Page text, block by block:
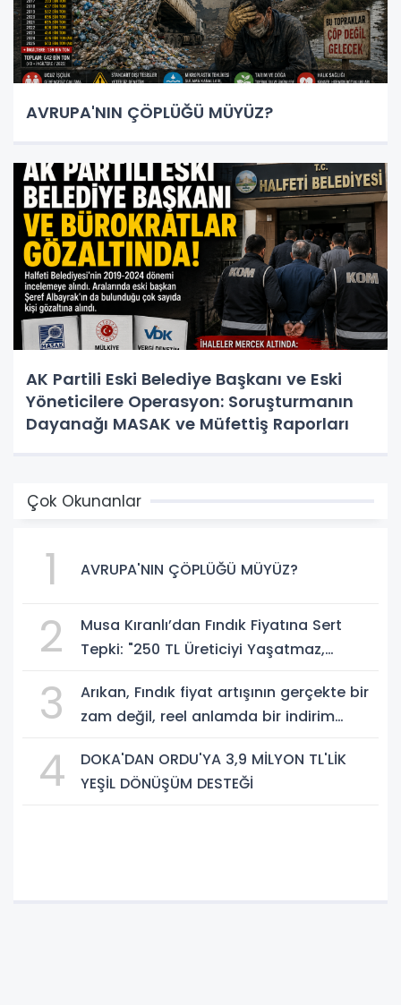
AVRUPA'NIN ÇÖPLÜĞÜ MÜYÜZ?
AK Partili Eski Belediye Başkanı ve Eski
Yöneticilere Operasyon: Soruşturmanın
Dayanağı MASAK ve Müfettiş Raporları
Çok Okunanlar
1 AVRUPA'NIN ÇÖPLÜĞÜ MÜYÜZ?
2
Musa Kıranlı’dan Fındık Fiyatına Sert
Tepki: "250 TL Üreticiyi Yaşatmaz,
3
Arıkan, Fındık fiyat artışının gerçekte bir
zam değil, reel anlamda bir indirim
4
DOKA'DAN ORDU'YA 3,9 MİLYON TL'LİK
YEŞİL DÖNÜŞÜM DESTEĞİ